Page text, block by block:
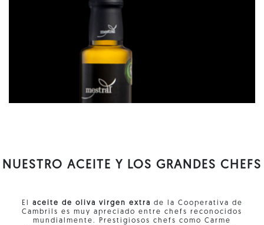
NUESTRO ACEITE Y LOS GRANDES CHEFS
El aceite de oliva virgen extra de la Cooperativa de
Cambrils es muy apreciado entre chefs reconocidos
mundialmente. Prestigiosos chefs como Carme